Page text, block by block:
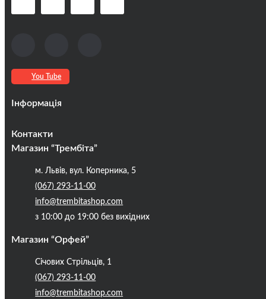
You Tube
Інформація
Кредити
Контакти
Публічна оферта
Бренди
Блог
Контакти
Магазин “Трембіта”
м. Львів, вул. Коперника, 5
(067) 293-11-00
info@trembitashop.com
з 10:00 до 19:00 без вихідних
Магазин “Орфей”
Січових Стрільців, 1
(067) 293-11-00
info@trembitashop.com